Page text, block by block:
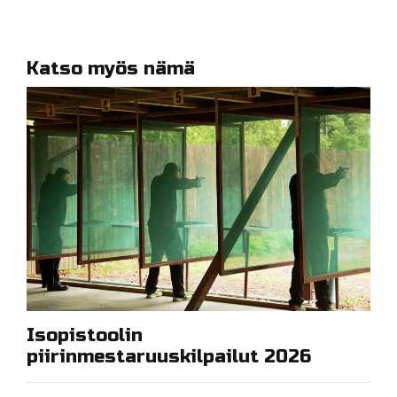
Katso myös nämä
Isopistoolin
piirinmestaruuskilpailut 2026